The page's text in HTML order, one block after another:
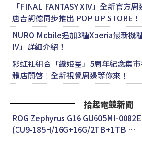
「FINAL FANTASY XIV」全新官方周
唐吉訶德同步推出 POP UP STORE！
NURO Mobile追加3種Xperia最新機
IV」詳細介紹！
彩虹社組合「織姫星」5周年紀念集
體店開啓！全新視覺周邊等你來！
拾起電競新聞
ROG Zephyrus G16 GU605MI-
(CU9-185H/16G+16G/2TB+1TB …